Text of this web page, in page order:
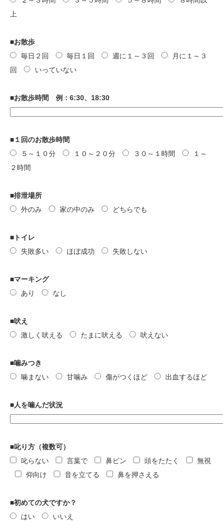
上
■お散歩
毎日２回
毎日１回 週に１～３回
月に１～３
回
いっていない
■お散歩時間 例：6:30、18:30
■１回のお散歩時間
５～１０分
１０～２０分 ３０～１時間
１～
２時間
■排泄場所
外のみ
家の中のみ どちらでも
■トイレ
失敗多い
ほぼ成功 失敗しない
■マーキング
あり
なし
■吠え
激しく吠える
たまに吠える 吠えない
■噛みつき
噛まない
甘噛み 傷がつくほど 出血するほど
■人を噛んだ状況
■叱り方（複数可）
叱らない
言葉で 鼻ピン 頭をたたく
無視
仰向け
音を立てる 鼻を押さえる
■初めての犬ですか？
はい
いいえ